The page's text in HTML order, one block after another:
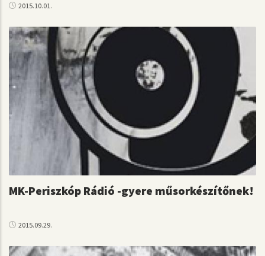
2015.10.01.
MK-Periszkóp Rádió -gyere műsorkészítőnek!
2015.09.29.